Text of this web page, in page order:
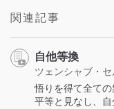
関連記事
自他等換
ツェンシャブ・
悟りを得て全て
平等と見なし、